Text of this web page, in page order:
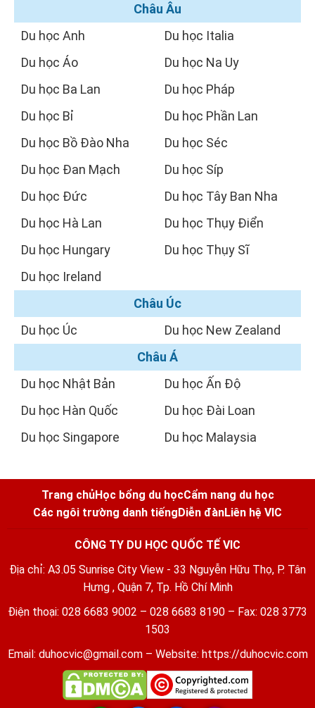
Châu Âu
Du học Anh
Du học Áo
Du học Ba Lan
Du học Bỉ
Du học Bồ Đào Nha
Du học Đan Mạch
Du học Đức
Du học Hà Lan
Du học Hungary
Du học Ireland
Du học Italia
Du học Na Uy
Du học Pháp
Du học Phần Lan
Du học Séc
Du học Síp
Du học Tây Ban Nha
Du học Thụy Điển
Du học Thụy Sĩ
Châu Úc
Du học Úc
Du học New Zealand
Châu Á
Du học Nhật Bản
Du học Hàn Quốc
Du học Singapore
Du học Ấn Độ
Du học Đài Loan
Du học Malaysia
Trang chủHọc bổng du họcCẩm nang du học
Các ngôi trường danh tiếngDiễn đànLiên hệ VIC
CÔNG TY DU HỌC QUỐC TẾ VIC
Địa chỉ: A3.05 Sunrise City View - 33 Nguyễn Hữu Thọ, P. Tân
Hưng , Quận 7, Tp. Hồ Chí Minh
Điện thoại: 028 6683 9002 – 028 6683 8190 – Fax: 028 3773
1503
Email: duhocvic@gmail.com– Website: https://duhocvic.com